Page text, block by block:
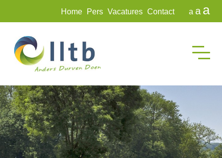
Home Pers Vacatures Contact a a a